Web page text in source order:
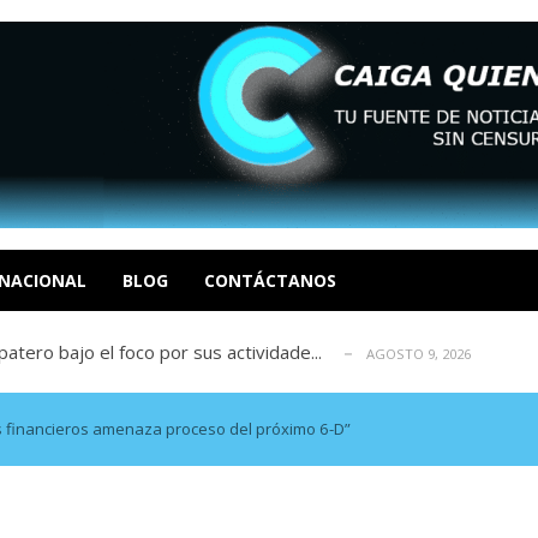
BLOG CONTÁCTANOS
en Venezuela tras finalizar su mis... AGOSTO 9, 2026
fondos para afectados por los terr... AGOSTO 9, 2026
deja un policía muerto AGOSTO 9, 2026
bajo el foco por sus actividade...
las secuelas que deja la prisión ... AGOSTO 9, 2026
en Venezuela tras finalizar su mis... AGOSTO 9, 2026
fondos para afectados por los terr...
deja un policía muerto AGOSTO 9, 2026
financieros amenaza proceso del próximo 6-D”